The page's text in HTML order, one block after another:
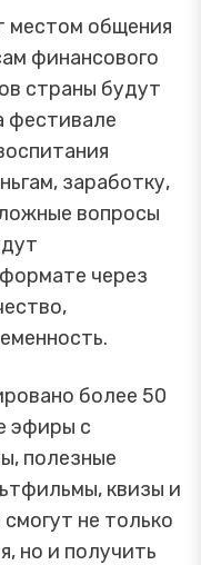
местом общения
финансового
страны будут
фестивале
заработку,
вопросы
через
более 50
эфиры с
полезные
квизы и
не только
но и получить